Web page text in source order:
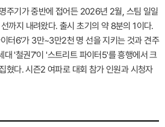
주기가 중반에 접어든 2026년 2월, 스팀 일일
까지 내려왔다. 출시 초기의 약 8분의 1이다.
터6'가 3만~3만2천 명 선을 지키는 것과 견주
대 '철권7'이 '스트리트 파이터5'를 흥행에서 크
혔다. 시즌2 여파로 대회 참가 인원과 시청자